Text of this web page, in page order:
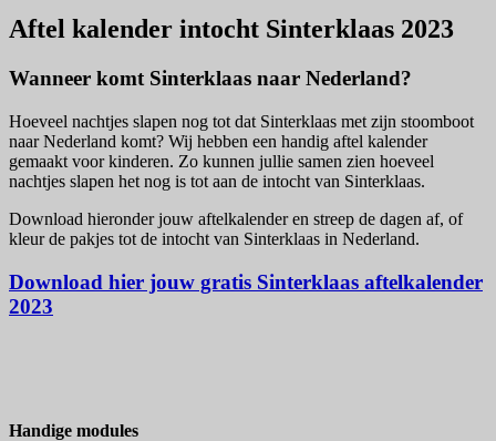
Aftel kalender intocht Sinterklaas 2023
Wanneer komt Sinterklaas naar Nederland?
Hoeveel nachtjes slapen nog tot dat Sinterklaas met zijn stoomboot
naar Nederland komt? Wij hebben een handig aftel kalender
gemaakt voor kinderen. Zo kunnen jullie samen zien hoeveel
nachtjes slapen het nog is tot aan de intocht van Sinterklaas.
Download hieronder jouw aftelkalender en streep de dagen af, of
kleur de pakjes tot de intocht van Sinterklaas in Nederland.
Download hier jouw gratis Sinterklaas aftelkalender
2023
Handige modules